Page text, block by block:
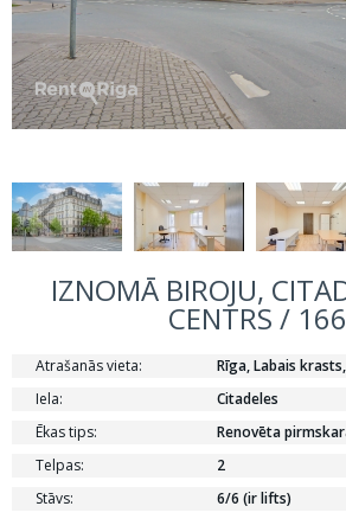
IZNOMĀ BIROJU,
CENTRS /
Atrašanās vieta:
Rīga, Labais
Iela:
Citadeles
Ēkas tips:
Renovēta
Telpas:
2
Stāvs:
6/6 (ir lifts)